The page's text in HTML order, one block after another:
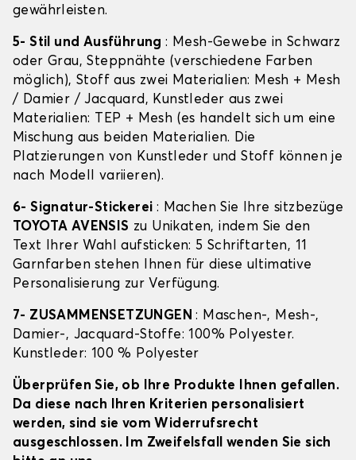
gewährleisten.
5- Stil und Ausführung: Mesh-Gewebe in Schwarz
oder Grau, Steppnähte (verschiedene Farben
möglich), Stoff aus zwei Materialien: Mesh + Mesh
/ Damier / Jacquard, Kunstleder aus zwei
Materialien: TEP + Mesh (es handelt sich um eine
Mischung aus beiden Materialien. Die
Platzierungen von Kunstleder und Stoff können je
nach Modell variieren).
6- Signatur-Stickerei : Machen Sie Ihre sitzbezüge
TOYOTA AVENSIS zu Unikaten, indem Sie den
Text Ihrer Wahl aufsticken: 5 Schriftarten, 11
Garnfarben stehen Ihnen für diese ultimative
Personalisierung zur Verfügung.
7- ZUSAMMENSETZUNGEN: Maschen-, Mesh-,
Damier-, Jacquard-Stoffe: 100% Polyester.
Kunstleder: 100 % Polyester
Überprüfen Sie, ob Ihre Produkte Ihnen gefallen.
Da diese nach Ihren Kriterien personalisiert
werden, sind sie vom Widerrufsrecht
ausgeschlossen. Im Zweifelsfall wenden Sie sich